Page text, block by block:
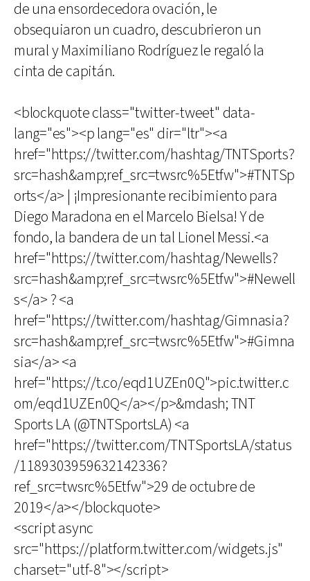
de una ensordecedora ovación, le
obsequiaron un cuadro, descubrieron un
mural y Maximiliano Rodríguez le regaló la
cinta de capitán.
<blockquote class="twitter-tweet" data-
lang="es"><p lang="es" dir="ltr"><a
href="https://twitter.com/hashtag/TNTSports?
src=hash&amp;ref_src=twsrc%5Etfw">#TNTSp
orts</a> | ¡Impresionante recibimiento para
Diego Maradona en el Marcelo Bielsa! Y de
fondo, la bandera de un tal Lionel Messi.<a
href="https://twitter.com/hashtag/Newells?
src=hash&amp;ref_src=twsrc%5Etfw">#Newell
s</a> ? <a
href="https://twitter.com/hashtag/Gimnasia?
src=hash&amp;ref_src=twsrc%5Etfw">#Gimna
sia</a> <a
href="https://t.co/eqd1UZEn0Q">pic.twitter.c
om/eqd1UZEn0Q</a></p>&mdash; TNT
Sports LA (@TNTSportsLA) <a
href="https://twitter.com/TNTSportsLA/status
/1189303959632142336?
ref_src=twsrc%5Etfw">29 de octubre de
2019</a></blockquote>
<script async
src="https://platform.twitter.com/widgets.js"
charset="utf-8"></script>